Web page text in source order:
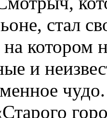
стал
на котором
и